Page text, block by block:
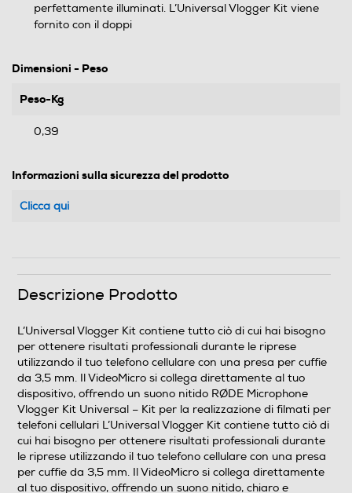
perfettamente illuminati. L’Universal Vlogger Kit viene
fornito con il doppi
Dimensioni - Peso
Peso-Kg
0,39
Informazioni sulla sicurezza del prodotto
Clicca qui
Descrizione Prodotto
L’Universal Vlogger Kit contiene tutto ciò di cui hai bisogno
per ottenere risultati professionali durante le riprese
utilizzando il tuo telefono cellulare con una presa per cuffie
da 3,5 mm. Il VideoMicro si collega direttamente al tuo
dispositivo, offrendo un suono nitido RØDE Microphone
Vlogger Kit Universal – Kit per la realizzazione di filmati per
telefoni cellulari L’Universal Vlogger Kit contiene tutto ciò di
cui hai bisogno per ottenere risultati professionali durante
le riprese utilizzando il tuo telefono cellulare con una presa
per cuffie da 3,5 mm. Il VideoMicro si collega direttamente
al tuo dispositivo, offrendo un suono nitido, chiaro e